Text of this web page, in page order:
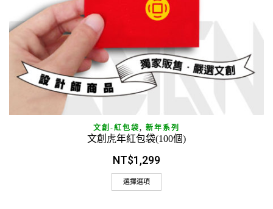
文創-紅包袋, 新年系列
文創虎年紅包袋(100個)
NT$1,299
選擇選項